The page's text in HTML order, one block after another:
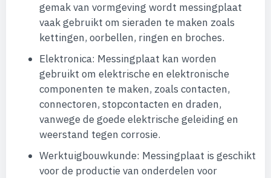
gemak van vormgeving wordt messingplaat
vaak gebruikt om sieraden te maken zoals
kettingen, oorbellen, ringen en broches.
Elektronica: Messingplaat kan worden
gebruikt om elektrische en elektronische
componenten te maken, zoals contacten,
connectoren, stopcontacten en draden,
vanwege de goede elektrische geleiding en
weerstand tegen corrosie.
Werktuigbouwkunde: Messingplaat is geschikt
voor de productie van onderdelen voor